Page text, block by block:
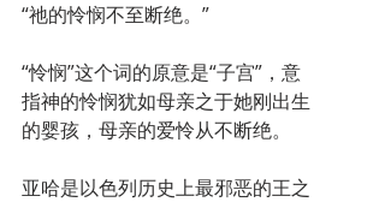
“祂的怜悯不至断绝。”
“怜悯”这个词的原意是“子宫”，意
指神的怜悯犹如母亲之于她刚出生
的婴孩，母亲的爱怜从不断绝。
亚哈是以色列历史上最邪恶的王之